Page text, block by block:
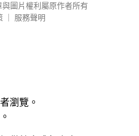
與圖片權利屬原作者所有
服務聲明
瀏覽。